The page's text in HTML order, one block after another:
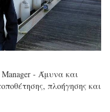
Manager - Άμυνα και
πλοήγησης και